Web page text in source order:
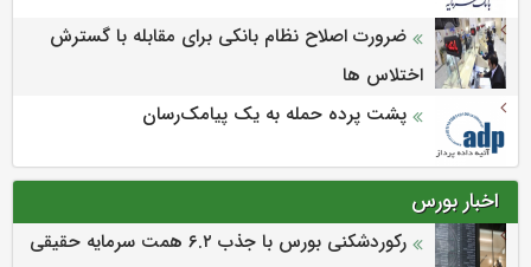
ضرورت اصلاح نظام بانکی برای مقابله با گسترش
اختلاس ها
پشت پرده حمله به یک پیامک‌رسان
اخبار بورس
رکوردشکنی بورس با جذب ۶.۲ همت سرمایه حقیقی